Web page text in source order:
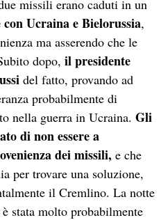
missili erano caduti in un
Ucraina e Bielorussia,
ma asserendo che le
dopo, il presidente
del fatto, provando ad
probabilmente di
nella guerra in Ucraina.Gli
di non essere a
dei missili, e che
per trovare una soluzione,
il Cremlino. La notte
stata molto probabilmente